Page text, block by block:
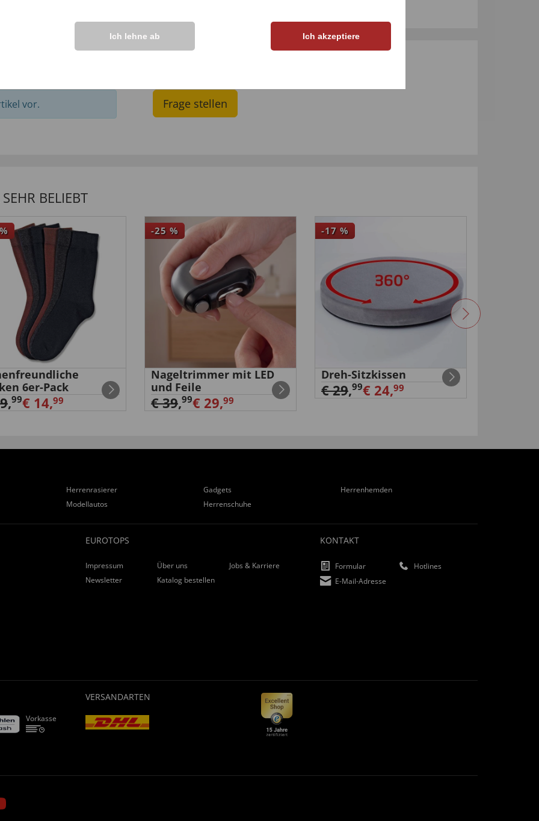
vor. Frage stellen
BELIEBT
%
6er-Pack
,99€ 14,99
-25 %
Nageltrimmer mit LED
und Feile
€ 39,99€ 29,99
-17 %
Dreh-Sitzkissen
€ 29,99€ 24,99
Herrenrasierer Gadgets
Herrenhemden
Modellautos Herrenschuhe
EUROTOPS
Impressum Über uns
Jobs & Karriere
Newsletter
Katalog bestellen
KONTAKT
Formular
Hotlines
E-Mail-Adresse
Vorkasse
VERSANDARTEN
Ich lehne ab Ich akzeptiere